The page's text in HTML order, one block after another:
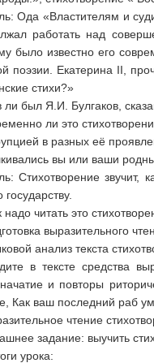
Ода «Властителям и
работать над
было известно его
поэзии. Екатерина II,
стихи?»
ли был Я.И. Булгаков,
ли это
в разных её
вы или ваши
Стихотворение
государству.
надо читать это
выразительного
анализ текста
в тексте средства
и повторы
Как ваш последний раб
чтение
задание: выучить
урока: